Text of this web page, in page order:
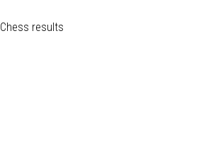
Chess results